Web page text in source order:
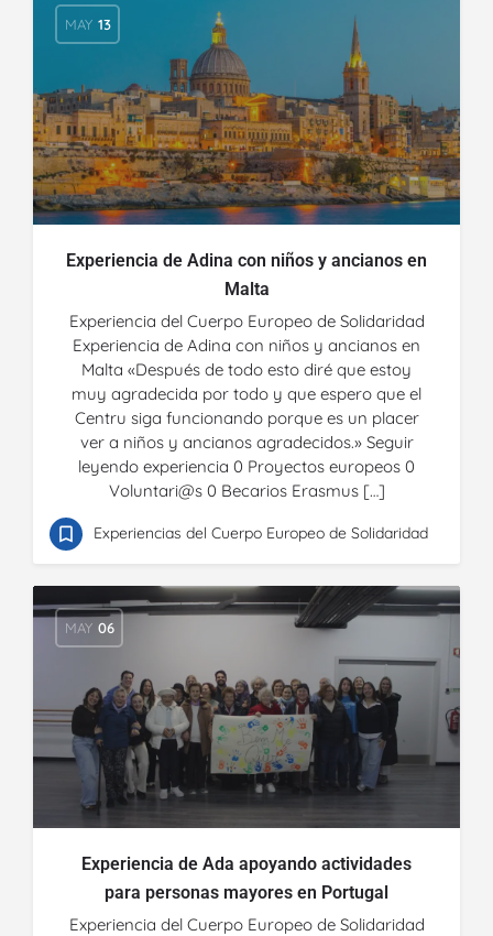
MAY 13
Experiencia de Adina con niños y ancianos en
Malta
Experiencia del Cuerpo Europeo de Solidaridad
Experiencia de Adina con niños y ancianos en
Malta «Después de todo esto diré que estoy
muy agradecida por todo y que espero que el
Centru siga funcionando porque es un placer
ver a niños y ancianos agradecidos.» Seguir
leyendo experiencia 0 Proyectos europeos 0
Voluntari@s 0 Becarios Erasmus […]
Experiencias del Cuerpo Europeo de Solidaridad
MAY 06
Experiencia de Ada apoyando actividades
para personas mayores en Portugal
Experiencia del Cuerpo Europeo de Solidaridad